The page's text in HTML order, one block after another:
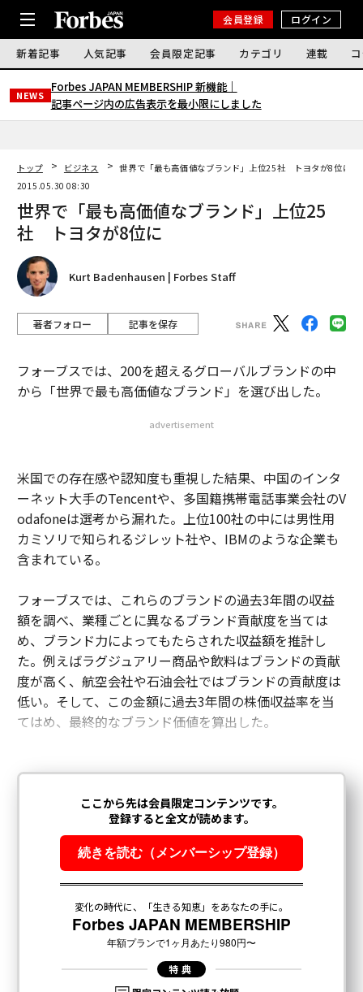
会員登録 ログイン
新着記事 人気記事 会員限定記事 カテゴリ 連載
NEWS
Forbes JAPAN MEMBERSHIP 新機能｜
記事ページ内の広告表示を最小限にしました
トップ ビジネス
世界で「最も高価値なブランド」上位25社 トヨタが8位に
2015.05.30 08:30
世界で「最も高価値なブランド」上位25
社 トヨタが8位に
Kurt Badenhausen | Forbes Staff
著者フォロー 記事を保存
フォーブスでは、200を超えるグローバルブランドの中
から「世界で最も高価値なブランド」を選び出した。
advertisement
米国での存在感や認知度も重視した結果、中国のインタ
ーネット大手のTencentや、多国籍携帯電話事業会社のV
odafoneは選考から漏れた。上位100社の中には男性用
カミソリで知られるジレット社や、IBMのような企業も
含まれている。
フォーブスでは、これらのブランドの過去3年間の収益
額を調べ、業種ごとに異なるブランド貢献度を当ては
め、ブランド力によってもたらされた収益額を推計し
た。例えばラグジュアリー商品や飲料はブランドの貢献
度が高く、航空会社や石油会社ではブランドの貢献度は
低い。そして、この金額に過去3年間の株価収益率を当
てはめ、最終的なブランド価値を算出した。